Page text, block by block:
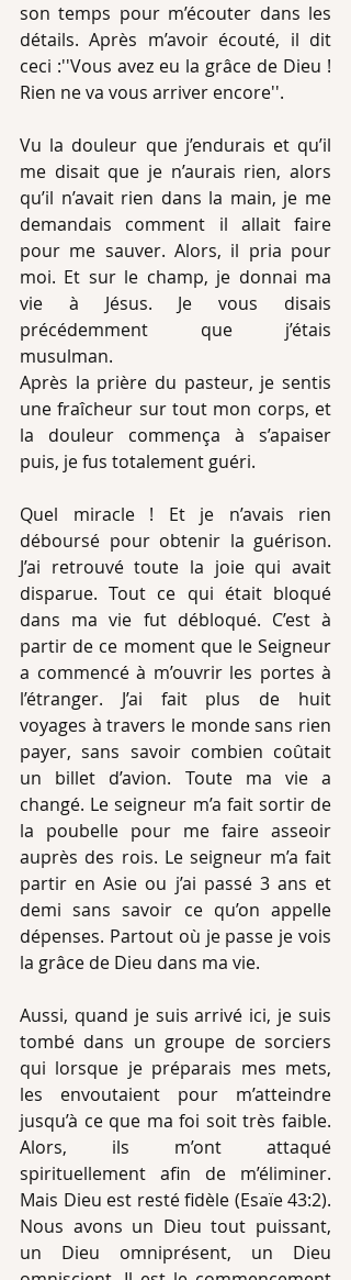
son temps pour m’écouter dans les
détails. Après m’avoir écouté, il dit
ceci :''Vous avez eu la grâce de Dieu !
Rien ne va vous arriver encore''.
Vu la douleur que j’endurais et qu’il
me disait que je n’aurais rien, alors
qu’il n’avait rien dans la main, je me
demandais comment il allait faire
pour me sauver. Alors, il pria pour
moi. Et sur le champ, je donnai ma
vie à Jésus. Je vous disais
précédemment que j’étais
musulman.
Après la prière du pasteur, je sentis
une fraîcheur sur tout mon corps, et
la douleur commença à s’apaiser
puis, je fus totalement guéri.
Quel miracle ! Et je n’avais rien
déboursé pour obtenir la guérison.
J’ai retrouvé toute la joie qui avait
disparue. Tout ce qui était bloqué
dans ma vie fut débloqué. C’est à
partir de ce moment que le Seigneur
a commencé à m’ouvrir les portes à
l’étranger. J’ai fait plus de huit
voyages à travers le monde sans rien
payer, sans savoir combien coûtait
un billet d’avion. Toute ma vie a
changé. Le seigneur m’a fait sortir de
la poubelle pour me faire asseoir
auprès des rois. Le seigneur m’a fait
partir en Asie ou j’ai passé 3 ans et
demi sans savoir ce qu’on appelle
dépenses. Partout où je passe je vois
la grâce de Dieu dans ma vie.
Aussi, quand je suis arrivé ici, je suis
tombé dans un groupe de sorciers
qui lorsque je préparais mes mets,
les envoutaient pour m’atteindre
jusqu’à ce que ma foi soit très faible.
Alors, ils m’ont attaqué
spirituellement afin de m’éliminer.
Mais Dieu est resté fidèle (Esaïe 43:2).
Nous avons un Dieu tout puissant,
un Dieu omniprésent, un Dieu